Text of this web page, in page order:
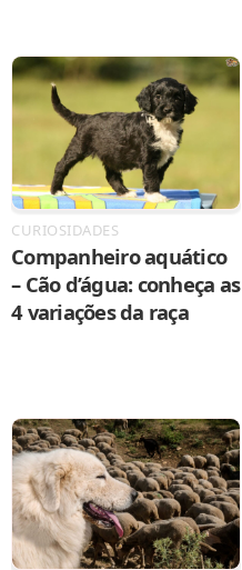
CURIOSIDADES
Companheiro aquático
– Cão d’água: conheça as
4 variações da raça